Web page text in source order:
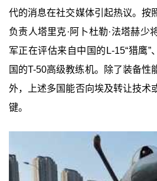
代的消息在社交媒体引起热议。按
负责人塔里克·阿卜杜勒·法塔赫少
军正在评估来自中国的L-15“猎鹰”
国的T-50高级教练机。除了装备性
外，上述多国能否向埃及转让技术
键。